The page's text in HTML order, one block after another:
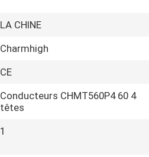
LA CHINE
Charmhigh
CE
Conducteurs CHMT560P4 60 4
têtes
1